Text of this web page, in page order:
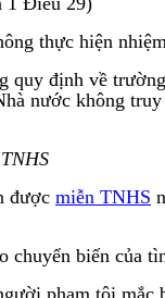
thực hiện
quy định về
nước không
được miễn TNHS
biến của
phạm tội mắc